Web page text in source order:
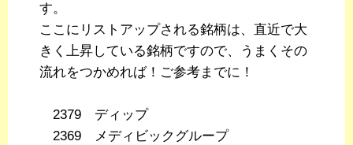
す。
ここにリストアップされる銘柄は、直近で大
きく上昇している銘柄ですので、うまくその
流れをつかめれば！ご参考までに！
2379 ディップ
2369 メディビックグループ